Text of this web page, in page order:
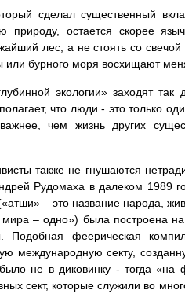
сделал существенный
природу, остается скорее
лес, а не стоять со
или бурного моря восхищают
экологии» заходят так
что люди - это только
чем жизнь других
также не гнушаются
Рудомаха в далеком 1989
– это название народа,
– одно») была построена
феерическая
международную секту,
не в диковинку - тогда
сект, которые служили во